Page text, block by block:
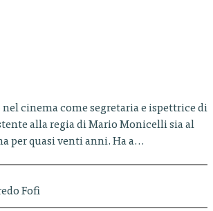
nel cinema come segretaria e ispettrice di
alla regia di Mario Monicelli sia al
per quasi venti anni. Ha a…
Fofi